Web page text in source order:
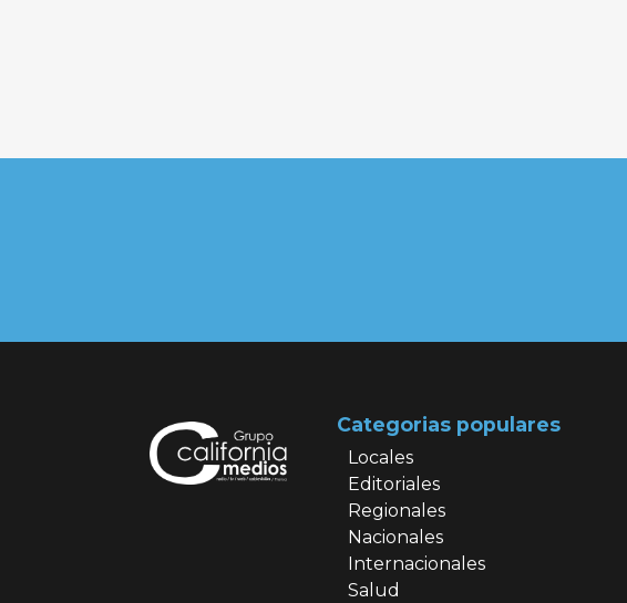
Categorias populares
Locales
Editoriales
Regionales
Nacionales
Internacionales
Salud